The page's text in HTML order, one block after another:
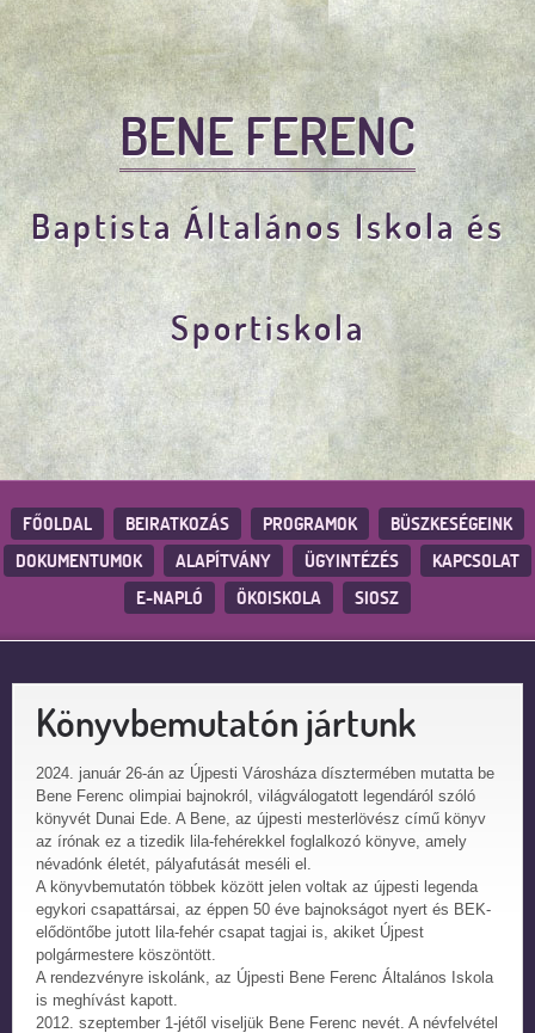
BENE FERENC
Baptista Általános Iskola és
Sportiskola
FŐOLDAL BEIRATKOZÁS PROGRAMOK
BÜSZKESÉGEINK
DOKUMENTUMOK
ALAPÍTVÁNY ÜGYINTÉZÉS
KAPCSOLAT
E-NAPLÓ
ÖKOISKOLA SIOSZ
Könyvbemutatón jártunk
2024. január 26-án az Újpesti Városháza dísztermében mutatta be
Bene Ferenc olimpiai bajnokról, világválogatott legendáról szóló
könyvét Dunai Ede. A Bene, az újpesti mesterlövész című könyv
az írónak ez a tizedik lila-fehérekkel foglalkozó könyve, amely
névadónk életét, pályafutását meséli el.
A könyvbemutatón többek között jelen voltak az újpesti legenda
egykori csapattársai, az éppen 50 éve bajnokságot nyert és BEK-
elődöntőbe jutott lila-fehér csapat tagjai is, akiket Újpest
polgármestere köszöntött.
A rendezvényre iskolánk, az Újpesti Bene Ferenc Általános Iskola
is meghívást kapott.
2012. szeptember 1-jétől viseljük Bene Ferenc nevét. A névfelvétel